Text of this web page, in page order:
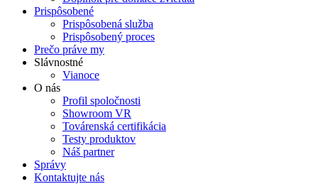
Prispôsobené
Prispôsobená služba
Prispôsobený proces
Prečo práve my
Slávnostné
Vianoce
O nás
Profil spoločnosti
Showroom VR
Továrenská certifikácia
Testy produktov
Náš partner
Správy
Kontaktujte nás